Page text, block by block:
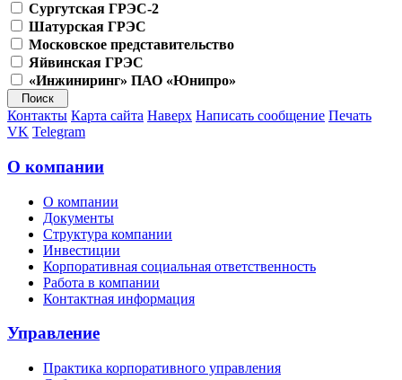
Сургутская ГРЭС-2
Шатурская ГРЭС
Московское представительство
Яйвинская ГРЭС
«Инжиниринг» ПАО «Юнипро»
Контакты Карта сайта Наверх Написать сообщение Печать
VK Telegram
О компании
О компании
Документы
Структура компании
Инвестиции
Корпоративная социальная ответственность
Работа в компании
Контактная информация
Управление
Практика корпоративного управления